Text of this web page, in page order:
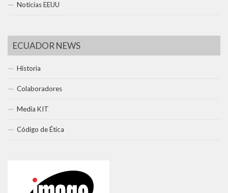
Noticias EEUU
ECUADOR NEWS
Historia
Colaboradores
Media KIT
Código de Ética